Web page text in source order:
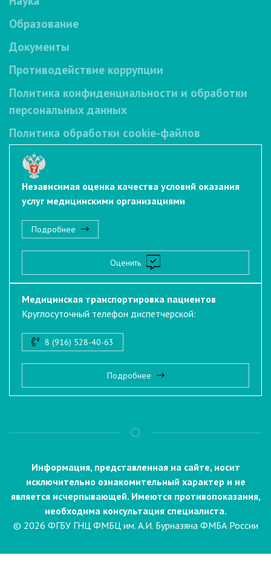
Образование
Документы
Противодействие коррупции
Политика конфиденциальности и обработки
персональных данных
Политика обработки cookie-файлов
Независимая оценка качества условий оказания
услуг медицинскими организациями
Подробнее
Оценить
Медицинская транспортировка пациентов
Круглосуточный телефон диспетчерской:
8 (916) 528-40-63
Подробнее
Информация, представленная на сайте, носит
исключительно ознакомительный характер и не
является исчерпывающей. Имеются противопоказания,
необходима консультация специалиста.
© 2026 ФГБУ ГНЦ ФМБЦ им. А.И. Бурназяна ФМБА России